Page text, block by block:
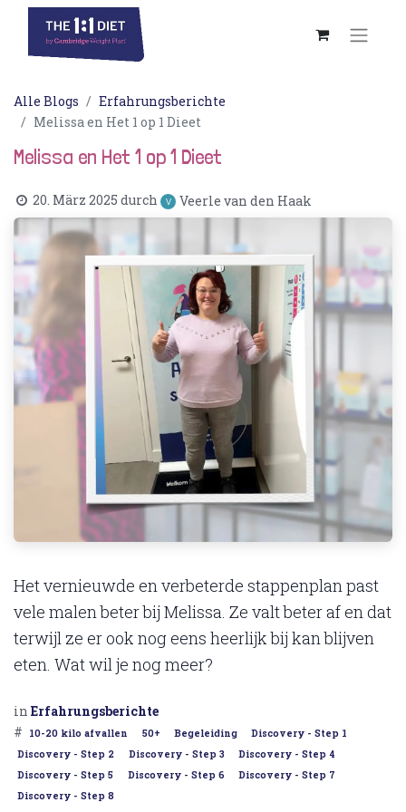
Alle Blogs
Erfahrungsberichte
Melissa en Het 1 op 1 Dieet
Melissa en Het 1 op 1 Dieet
20. März 2025 durch Veerle van den Haak
Het vernieuwde en verbeterde stappenplan past
vele malen beter bij Melissa. Ze valt beter af en dat
terwijl ze er ook nog eens heerlijk bij kan blijven
eten. Wat wil je nog meer?
in Erfahrungsberichte
#
10-20 kilo afvallen 50+ Begeleiding
Discovery - Step 1
Discovery - Step 2
Discovery - Step 3
Discovery - Step 4
Discovery - Step 5
Discovery - Step 6
Discovery - Step 7
Discovery - Step 8